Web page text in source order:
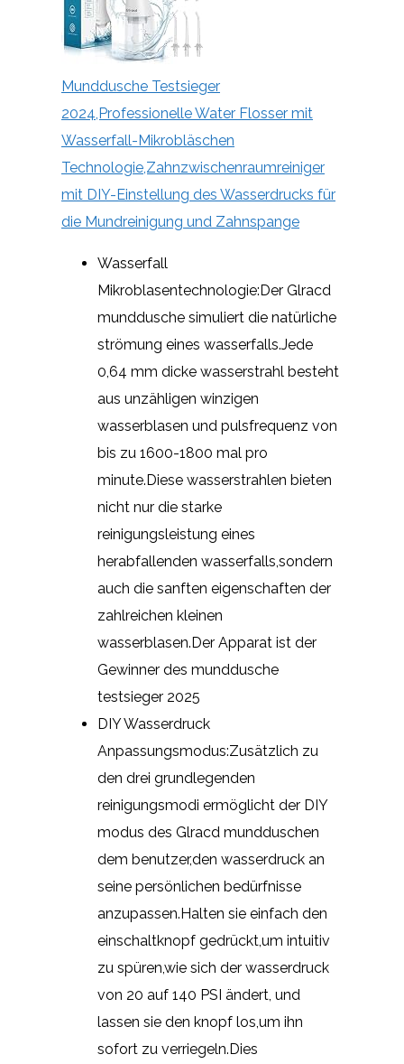
Munddusche Testsieger
2024,Professionelle Water Flosser mit
Wasserfall-Mikrobläschen
Technologie,Zahnzwischenraumreiniger
mit DIY-Einstellung des Wasserdrucks für
die Mundreinigung und Zahnspange
Wasserfall
Mikroblasentechnologie:Der Glracd
munddusche simuliert die natürliche
strömung eines wasserfalls.Jede
0,64 mm dicke wasserstrahl besteht
aus unzähligen winzigen
wasserblasen und pulsfrequenz von
bis zu 1600-1800 mal pro
minute.Diese wasserstrahlen bieten
nicht nur die starke
reinigungsleistung eines
herabfallenden wasserfalls,sondern
auch die sanften eigenschaften der
zahlreichen kleinen
wasserblasen.Der Apparat ist der
Gewinner des munddusche
testsieger 2025
DIY Wasserdruck
Anpassungsmodus:Zusätzlich zu
den drei grundlegenden
reinigungsmodi ermöglicht der DIY
modus des Glracd mundduschen
dem benutzer,den wasserdruck an
seine persönlichen bedürfnisse
anzupassen.Halten sie einfach den
einschaltknopf gedrückt,um intuitiv
zu spüren,wie sich der wasserdruck
von 20 auf 140 PSI ändert, und
lassen sie den knopf los,um ihn
sofort zu verriegeln.Dies